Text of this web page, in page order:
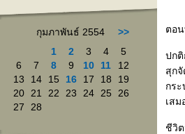
กุมภาพันธ์ 2554
>>
1
2 3 4
5
6
7 8 9 10 11
12
13
14 15 16 17 18
19
20
21 22 23 24 25
26
27
28
ตอน
ปก
สุก
กร
เสม
ชีวิ